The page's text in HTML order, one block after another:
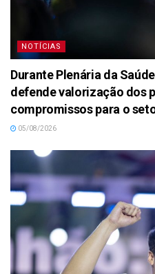
NOTÍCIAS
Durante Plenária da
defende valorização dos
compromissos para o
05/08/2026